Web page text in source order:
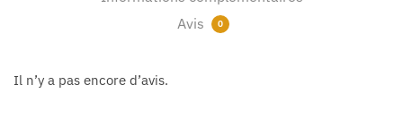
Avis
0
Il n’y a pas encore d’avis.